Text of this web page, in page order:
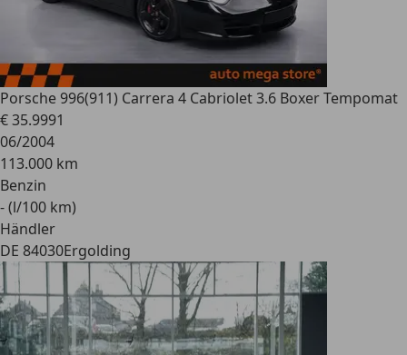
Porsche 996(911) Carrera 4 Cabriolet 3.6 Boxer Tempomat
€ 35.9991
06/2004
113.000 km
Benzin
- (l/100 km)
Händler
DE 84030Ergolding